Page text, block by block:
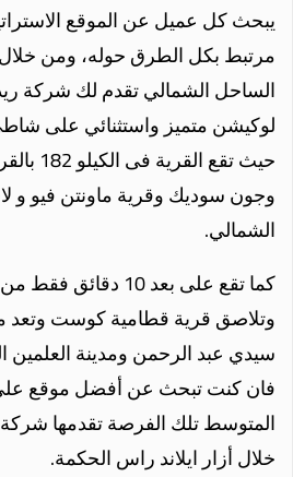
يبحث كل عميل عن الموقع
مرتبط بكل الطرق حوله، ومن خلال
الساحل الشمالي تقدم لك شركة
لوكيشن متميز واستثنائي على
حيث تقع القرية فى الكيلو 182 بالقرب من قرية
وجون سوديك وقرية ماونتن فيو و
الشمالي.
كما تقع على بعد 10
وتلاصق قرية قطامية كوست وتعد
سيدي عبد الرحمن ومدينة العلمين
فان كنت تبحث عن أفضل موقع
المتوسط تلك الفرصة تقدمها
خلال أزار ايلاند راس الحكمة.